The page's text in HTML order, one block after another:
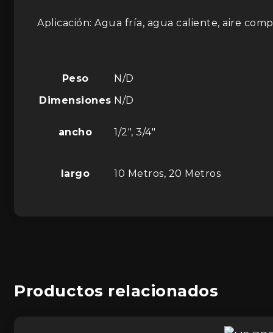
Aplicación: Agua fría, agua caliente, aire
Peso
N/D
Dimensiones N/D
ancho 1/2", 3/4"
largo 10 Metros, 20 Metros
Productos relacionados